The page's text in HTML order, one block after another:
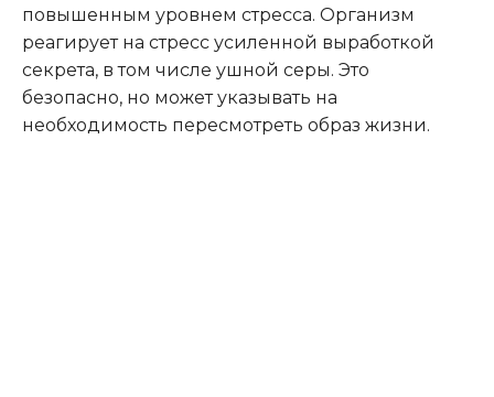
повышенным уровнем стресса. Организм
реагирует на стресс усиленной выработкой
секрета, в том числе ушной серы. Это
безопасно, но может указывать на
необходимость пересмотреть образ жизни.